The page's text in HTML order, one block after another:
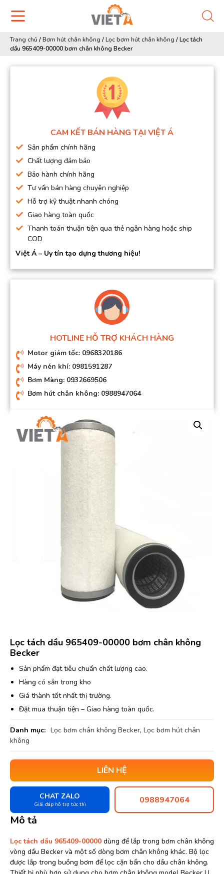
Trang chủ /Bơm hút chân không /Lọc bơm hút chân không /Lọc tách
dầu 965409-00000 bơm chân không Becker
CAM KẾT BÁN HÀNG TẠI VIỆT Á
Sản phẩm chính hãng
Chất lượng đảm bảo
Bảo hành chính hãng
Tư vấn bán hàng chuyên nghiệp
Hỗ trợ kỹ thuật nhanh chóng
Giao hàng toàn quốc
Thanh toán thuận tiện qua thẻ ngân hàng hoặc ship
COD
Việt Á – Uy tín tạo dựng thương hiệu!
HOTLINE HỖ TRỢ KHÁCH HÀNG
Motor giảm tốc: 0968320186
Máy nén khí: 0981591287
Bơm Màng: 0932669506
Bơm hút chân không: 0988947064
Lọc tách dầu 965409-00000 bơm chân không
Becker
Sản phẩm đạt tiêu chuẩn chất lượng cao.
Hàng có sẵn trong kho
Giá thành tốt nhất thị trường.
Đặt mua thuận tiện – Giao hàng toàn quốc.
Danh mục: Lọc bơm chân không Becker, Lọc bơm hút chân
không
LIÊN HỆ
CHAT ZALO
Giải đáp hỗ trợ tức thì 0988947064
Mô tả
Lọc tách dầu 965409-00000 dùng để lắp trong bơm chân không
vòng dầu Becker và một số dòng bơm chân không khác. Bộ lọc
được lắp trong buồng bơm để lọc cặn bẩn cho dầu chân không.